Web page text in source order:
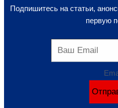
Подпишитесь на статьи,
первую